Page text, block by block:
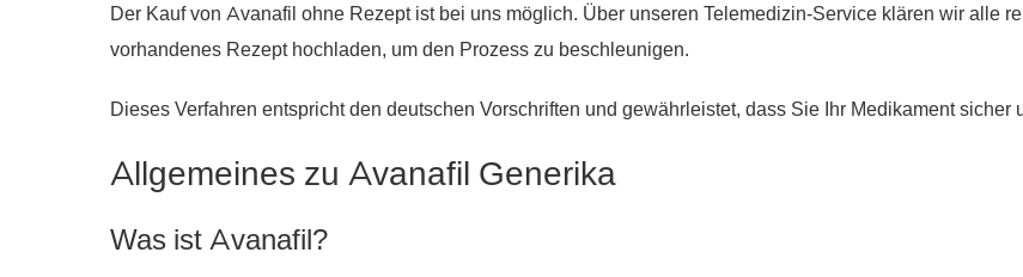
Der Kauf von Avanafil ohne Rezept ist bei uns möglich. Über unseren Telemedizin-Service klären wir alle
vorhandenes Rezept hochladen, um den Prozess zu beschleunigen.
Dieses Verfahren entspricht den deutschen Vorschriften und gewährleistet, dass Sie Ihr Medikament
Allgemeines zu Avanafil Generika
Was ist Avanafil?